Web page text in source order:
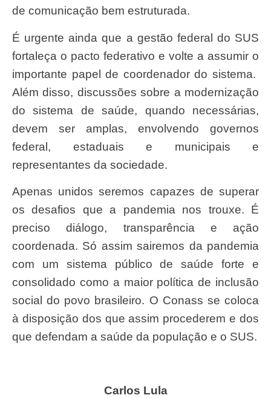
de comunicação bem estruturada.
É urgente ainda que a gestão federal do SUS
fortaleça o pacto federativo e volte a assumir o
importante papel de coordenador do sistema.
Além disso, discussões sobre a modernização
do sistema de saúde, quando necessárias,
devem ser amplas, envolvendo governos
federal, estaduais e municipais e
representantes da sociedade.
Apenas unidos seremos capazes de superar
os desafios que a pandemia nos trouxe. É
preciso diálogo, transparência e ação
coordenada. Só assim sairemos da pandemia
com um sistema público de saúde forte e
consolidado como a maior política de inclusão
social do povo brasileiro. O Conass se coloca
à disposição dos que assim procederem e dos
que defendam a saúde da população e o SUS.
Carlos Lula